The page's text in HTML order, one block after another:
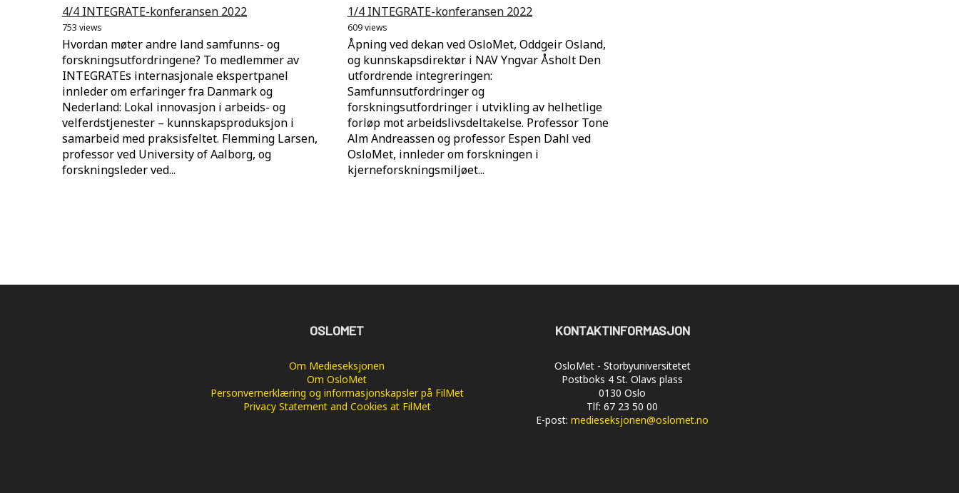
4/4 INTEGRATE-konferansen 2022
753 views
Hvordan møter andre land samfunns- og
forskningsutfordringene? To medlemmer av
INTEGRATEs internasjonale ekspertpanel
innleder om erfaringer fra Danmark og
Nederland: Lokal innovasjon i arbeids- og
velferdstjenester – kunnskapsproduksjon i
samarbeid med praksisfeltet. Flemming Larsen,
professor ved University of Aalborg, og
forskningsleder ved...
1/4 INTEGRATE-konferansen 2022
609 views
Åpning ved dekan ved OsloMet, Oddgeir Osland,
og kunnskapsdirektør i NAV Yngvar Åsholt Den
utfordrende integreringen:
Samfunnsutfordringer og
forskningsutfordringer i utvikling av helhetlige
forløp mot arbeidslivsdeltakelse. Professor Tone
Alm Andreassen og professor Espen Dahl ved
OsloMet, innleder om forskningen i
kjerneforskningsmiljøet...
OSLOMET
Om Medieseksjonen
Om OsloMet
Personvernerklæring og informasjonskapsler på FilMet
Privacy Statement and Cookies at FilMet
KONTAKTINFORMASJON
OsloMet - Storbyuniversitetet
Postboks 4 St. Olavs plass
0130 Oslo
Tlf: 67 23 50 00
E-post: medieseksjonen@oslomet.no